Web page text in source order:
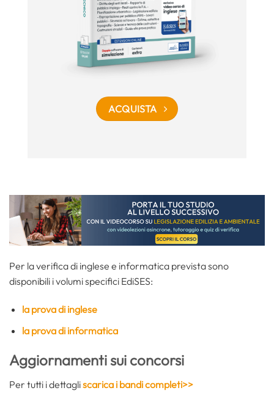
ACQUISTA
Per la verifica di inglese e informatica prevista sono
disponibili i volumi specifici EdiSES:
la prova di inglese
la prova di informatica
Aggiornamenti sui concorsi
Per tutti i dettagliscarica i bandi completi>>